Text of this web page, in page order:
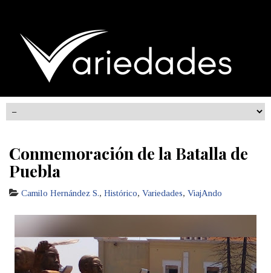
Conmemoración de la Batalla de
Puebla
Camilo Hernández S., Histórico, Variedades, ViajAndo